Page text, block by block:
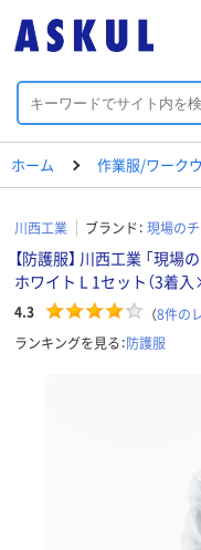
ホーム 作業服/ワーク
川西工業 ブランド： 現場の
【防護服】 川西工業 「現
ホワイト L 1セット（3着
4.3 （8件の
ランキングを見る：防護服